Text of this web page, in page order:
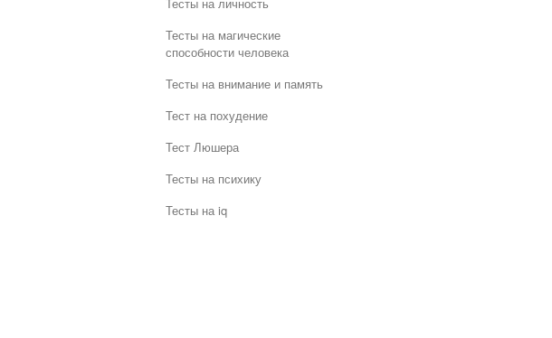
Тесты на магические
способности человека
Тесты на внимание и память
Тест на похудение
Тест Люшера
Тесты на психику
Тесты на iq